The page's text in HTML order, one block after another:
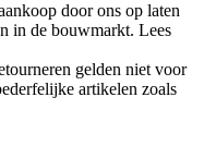
door ons op laten
in de bouwmarkt. Lees
gelden niet voor
artikelen zoals